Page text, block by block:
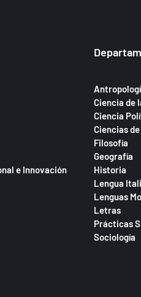
e Innovación
Ciencia de
Ciencia
Ciencias
Filosofía
Geografía
Historia
Lengua
Lenguas
Letras
Prácticas
Sociología